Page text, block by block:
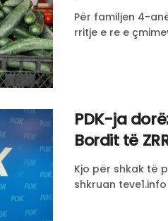
Për familjen 4-
rritje e re e
PDK-ja
Bordit të
Kjo për shkak të
shkruan